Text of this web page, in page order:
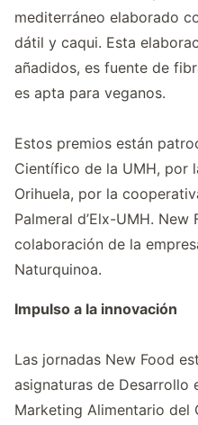
mediterráneo elaborado
dátil y caqui. Esta
añadidos, es fuente de
es apta para veganos.
Estos premios están
Científico de la UMH, por
Orihuela, por la
Palmeral d’Elx-UMH.
colaboración de la
Naturquinoa.
Impulso a la innovación
Las jornadas New Food
asignaturas de Desarrollo
Marketing Alimentario del